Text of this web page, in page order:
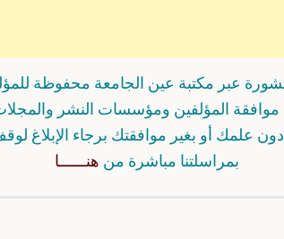
عبر مكتبة عين الجامعة محفوظة
المؤلفين ومؤسسات النشر
علمك أو بغير موافقتك برجاء الإبلاغ
بمراسلتنا مباشرة من هنــــــا